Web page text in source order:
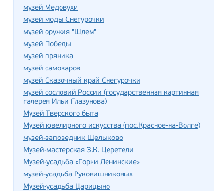
музей Медовухи
музей моды Снегурочки
музей оружия "Шлем"
музей Победы
музей пряника
музей самоваров
музей Сказочный край Снегурочки
музей сословий России (государственная картинная
галерея Ильи Глазунова)
Музей Тверского быта
Музей ювелирного искусства (пос.Красное-на-Волге)
музей-заповедник Щелыково
Музей-мастерская З.К. Церетели
Музей-усадьба «Горки Ленинские»
музей-усадьба Руковишниковых
Музей-усадьба Царицыно